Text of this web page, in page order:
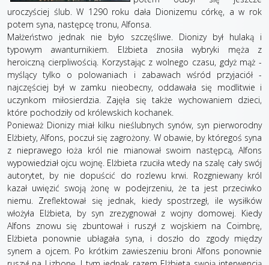
uroczyściej ślub. W 1290 roku dała Dionizemu córkę, a w rok
potem syna, następcę tronu, Alfonsa.
Małżeństwo jednak nie było szczęśliwe. Dionizy był hulaką i
typowym awanturnikiem. Elżbieta znosiła wybryki męża z
heroiczną cierpliwością. Korzystając z wolnego czasu, gdyż mąż -
myślący tylko o polowaniach i zabawach wśród przyjaciół -
najczęściej był w zamku nieobecny, oddawała się modlitwie i
uczynkom miłosierdzia. Zajęła się także wychowaniem dzieci,
które pochodziły od królewskich kochanek.
Ponieważ Dionizy miał kilku nieślubnych synów, syn pierworodny
Elżbiety, Alfons, poczuł się zagrożony. W obawie, by któregoś syna
z nieprawego łoża król nie mianował swoim następcą, Alfons
wypowiedział ojcu wojnę. Elżbieta rzuciła wtedy na szalę cały swój
autorytet, by nie dopuścić do rozlewu krwi. Rozgniewany król
kazał uwięzić swoją żonę w podejrzeniu, że ta jest przeciwko
niemu. Zreflektował się jednak, kiedy spostrzegł, ile wysiłków
włożyła Elżbieta, by syn zrezygnował z wojny domowej. Kiedy
Alfons znowu się zbuntował i ruszył z wojskiem na Coimbrę,
Elżbieta ponownie ubłagała syna, i doszło do zgody między
synem a ojcem. Po krótkim zawieszeniu broni Alfons ponownie